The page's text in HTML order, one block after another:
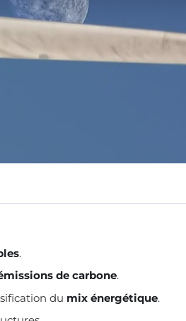
.
de carbone.
du mix énergétique.